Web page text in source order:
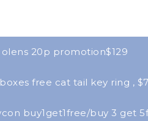
olens 20p promotion$129
boxes free cat tail key ring ,
buy1get1free/buy 3 get